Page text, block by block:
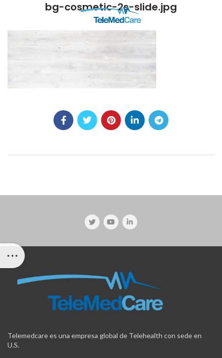
bg-cosmetic-2s-slide.jpg
Telemedcare es una empresa global de Telehealth con sede en
U.S.